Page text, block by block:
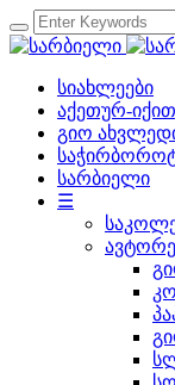
სიახლეები
აქეთურ-
გიო
სარბიელი
☰